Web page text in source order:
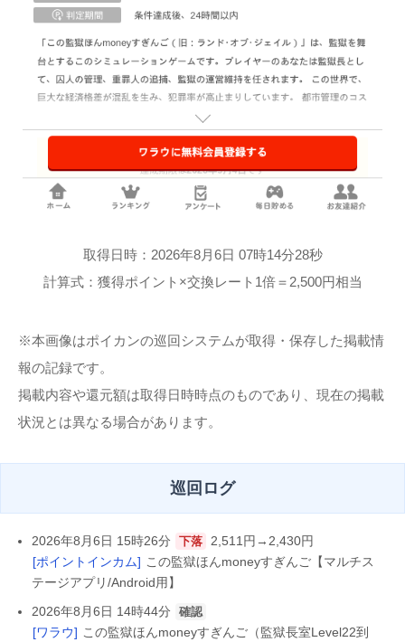
取得日時：2026年8月6日 07時14分28秒
計算式：獲得ポイント×交換レート1倍＝2,500円相当
※本画像はポイカンの巡回システムが取得・保存した掲載情
報の記録です。
掲載内容や還元額は取得日時時点のものであり、現在の掲載
状況とは異なる場合があります。
巡回ログ
2026年8月6日 15時26分 下落 2,511円→2,430円
[ポイントインカム] この監獄ほんmoneyすぎんご【マルチス
テージアプリ/Android用】
2026年8月6日 14時44分
確認
[ワラウ] この監獄ほんmoneyすぎんご（監獄長室Level22到